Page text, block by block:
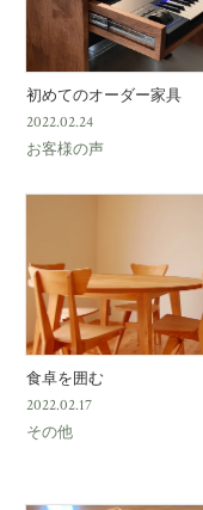
初めてのオーダー家具
2022.02.24
お客様の声
食卓を囲む
2022.02.17
その他